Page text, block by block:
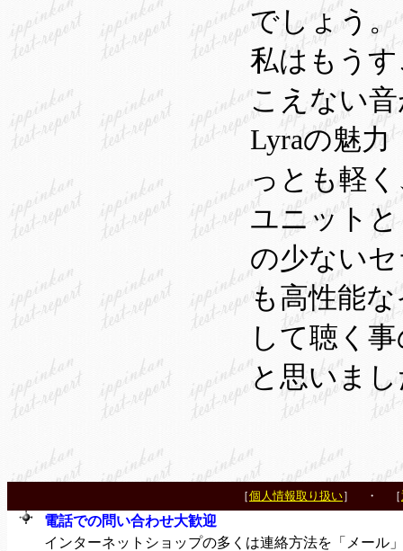
でしょう。
私はもう
こえない
Lyraの魅
っとも軽
ユニット
の少ない
も高性能
して聴く
と思いま
［個人情報取り扱い］ ・ ［
電話での問い合わせ大歓迎
インターネットショップの多くは連絡方法を「メール